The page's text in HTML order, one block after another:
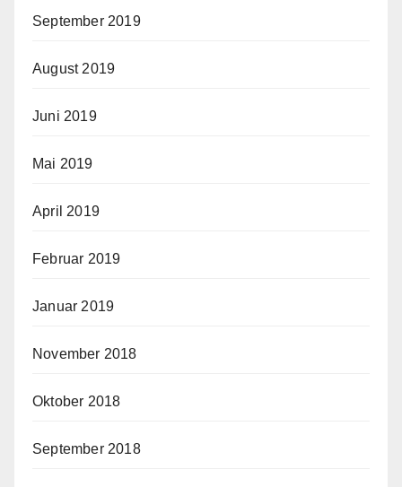
September 2019
August 2019
Juni 2019
Mai 2019
April 2019
Februar 2019
Januar 2019
November 2018
Oktober 2018
September 2018